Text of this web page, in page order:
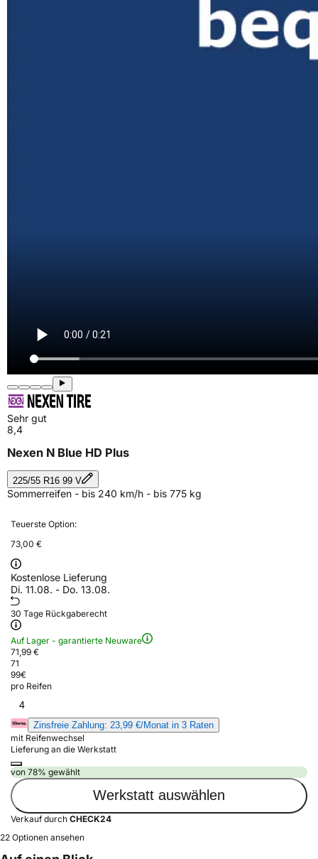
Sehr gut
8,4
Nexen N Blue HD Plus
225/55 R16 99 V
Sommerreifen - bis 240 km/h - bis 775 kg
Teuerste Option:
73,00 €
Kostenlose Lieferung
Di. 11.08. - Do. 13.08.
30 Tage Rückgaberecht
Auf Lager - garantierte Neuware
71,99 €
71
99€
pro Reifen
4
Zinsfreie Zahlung: 23,99 €/Monat in 3 Raten
mit Reifenwechsel
Lieferung an die Werkstatt
von 78% gewählt
Werkstatt auswählen
Verkauf durch CHECK24
22 Optionen ansehen